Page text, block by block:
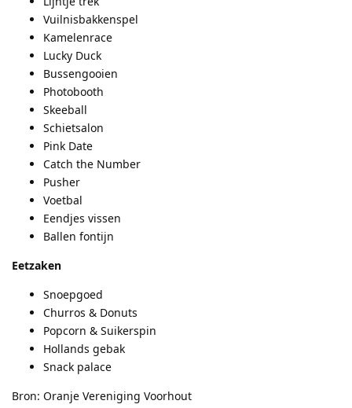
Vuilnisbakkenspel
Kamelenrace
Lucky Duck
Bussengooien
Photobooth
Skeeball
Schietsalon
Pink Date
Catch the Number
Pusher
Voetbal
Eendjes vissen
Ballen fontijn
Eetzaken
Snoepgoed
Churros & Donuts
Popcorn & Suikerspin
Hollands gebak
Snack palace
Bron: Oranje Vereniging Voorhout